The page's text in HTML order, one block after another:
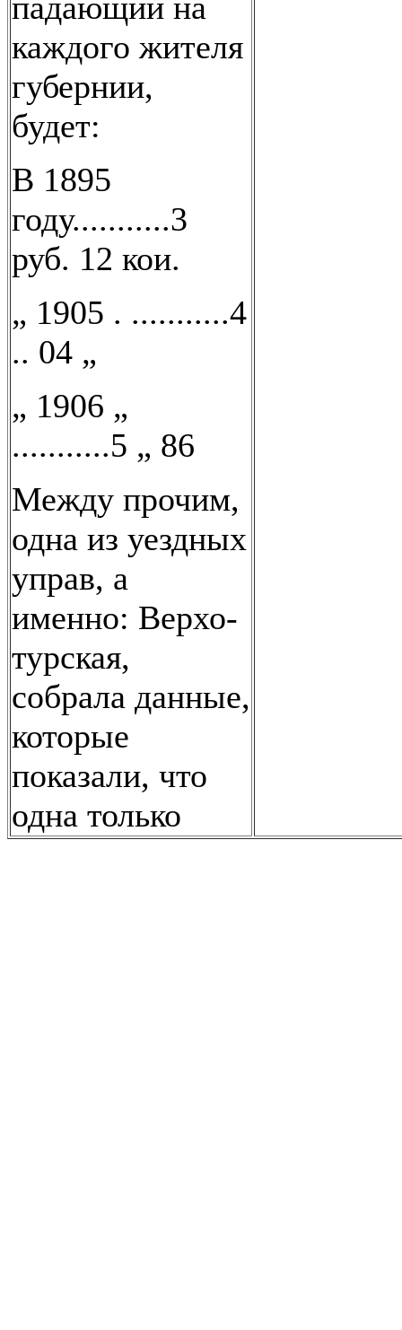
падающий на
каждого жителя
губернии,
будет:
В 1895
году...........3
руб. 12 кои.
„ 1905 . ...........4
.. 04 „
„ 1906 „
...........5 „ 86
Между прочим,
одна из уездных
управ, а
именно: Верхо-
турская,
собрала данные,
которые
показали, что
одна только